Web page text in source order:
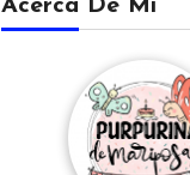
Acerca De Mi